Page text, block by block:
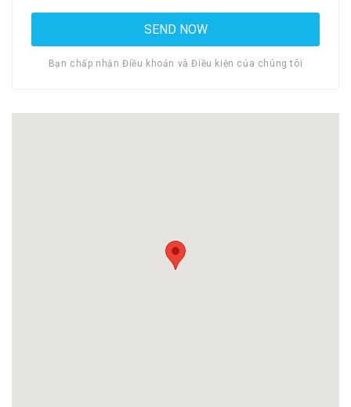
Bạn chấp nhận Điều khoản và Điều kiện của chúng tôi